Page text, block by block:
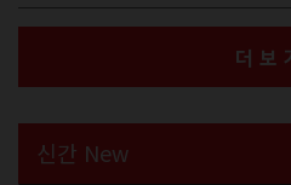
더보
신간 New